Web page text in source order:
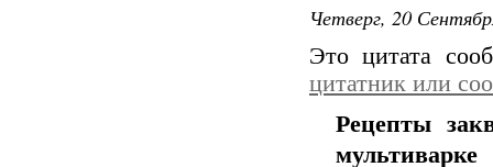
Четверг, 20
Это цитата
цитатник или
Рецепты
мультиварке